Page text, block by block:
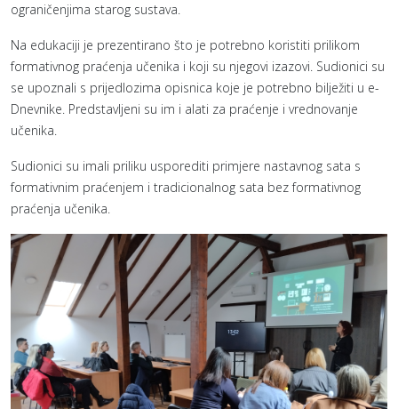
ograničenjima starog sustava.
Na edukaciji je prezentirano što je potrebno koristiti prilikom
formativnog praćenja učenika i koji su njegovi izazovi. Sudionici su
se upoznali s prijedlozima opisnica koje je potrebno bilježiti u e-
Dnevnike. Predstavljeni su im i alati za praćenje i vrednovanje
učenika.
Sudionici su imali priliku usporediti primjere nastavnog sata s
formativnim praćenjem i tradicionalnog sata bez formativnog
praćenja učenika.